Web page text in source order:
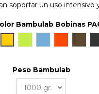
soportar un uso intensivo
Bambulab Bobinas
Peso Bambulab